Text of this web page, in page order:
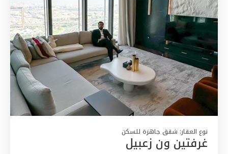
نوع العقار: شقق جاهزة للسكن
غرفتين ون زعبيل